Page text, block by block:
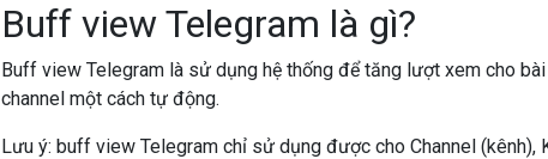
Buff view Telegram là gì?
Buff view Telegram là sử dụng hệ thống để tăng lượt xem cho
channel một cách tự động.
Lưu ý: buff view Telegram chỉ sử dụng được cho Channel (kênh),